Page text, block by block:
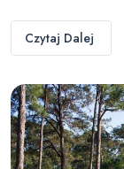
Czytaj Dalej